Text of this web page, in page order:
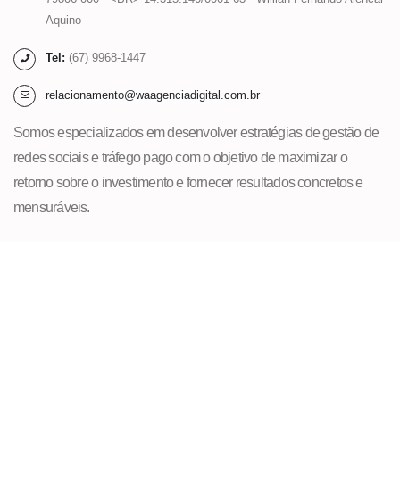
Aquino
Tel: (67) 9968-1447
relacionamento@waagenciadigital.com.br
Somos especializados em desenvolver estratégias de gestão de
redes sociais e tráfego pago com o objetivo de maximizar o
retorno sobre o investimento e fornecer resultados concretos e
mensuráveis.